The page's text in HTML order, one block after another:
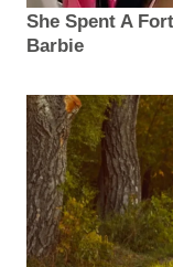
She Spent A
Barbie